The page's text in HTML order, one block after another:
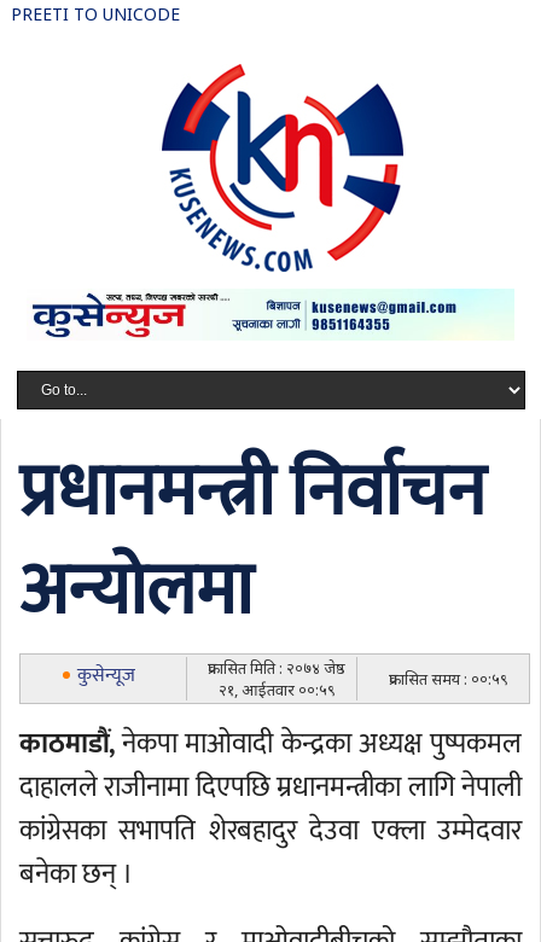
PREETI TO UNICODE
प्रधानमन्त्री निर्वाचन
अन्योलमा
कुसेन्यूज
प्रकासित मिति : २०७४ जेष्ठ
२१, आईतवार ००:५९
प्रकासित समय : ००:५९
काठमाडौं,नेकपा माओवादी केन्द्रका अध्यक्ष पुष्पकमल
दाहालले राजीनामा दिएपछि म्रधानमन्त्रीका लागि नेपाली
कांग्रेसका सभापति शेरबहादुर देउवा एक्ला उम्मेदवार
बनेका छन् ।